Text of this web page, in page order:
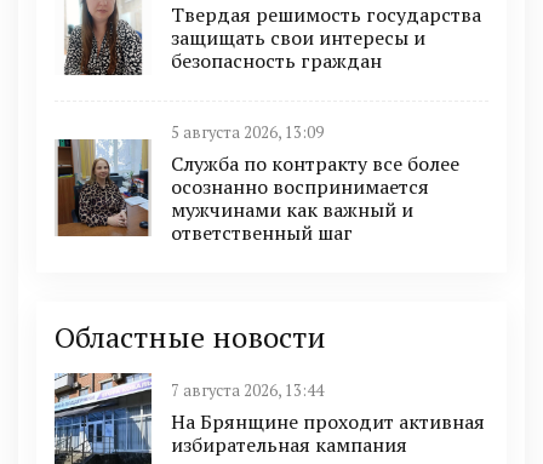
Твердая решимость государства
защищать свои интересы и
безопасность граждан
5 августа 2026, 13:09
Служба по контракту все более
осознанно воспринимается
мужчинами как важный и
ответственный шаг
Областные новости
7 августа 2026, 13:44
На Брянщине проходит активная
избирательная кампания